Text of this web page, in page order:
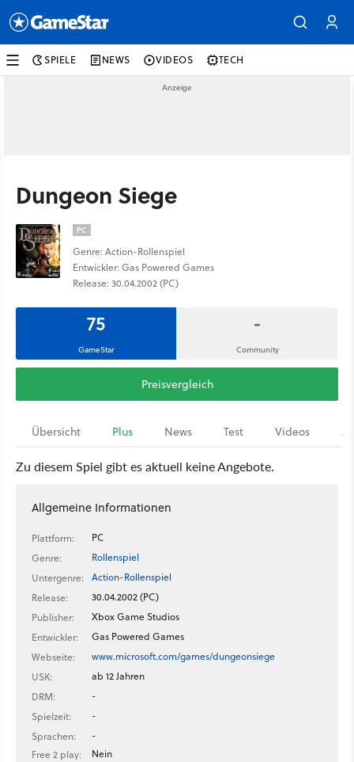
SPIELE NEWS VIDEOS TECH
Dungeon Siege
PC
Genre: Action-Rollenspiel
Entwickler: Gas Powered Games
Release: 30.04.2002 (PC)
75
GameStar
-
Community
Preisvergleich
Übersicht Plus News Test Videos
Zu diesem Spiel gibt es aktuell keine Angebote.
Allgemeine Informationen
Plattform:
PC
Genre:
Rollenspiel
Untergenre:
Action-Rollenspiel
Release:
30.04.2002 (PC)
Publisher:
Xbox Game Studios
Entwickler:
Gas Powered Games
Webseite:
www.microsoft.com/games/dungeonsiege
USK:
ab 12 Jahren
DRM:
-
Spielzeit:
-
Sprachen:
-
Free 2 play:
Nein